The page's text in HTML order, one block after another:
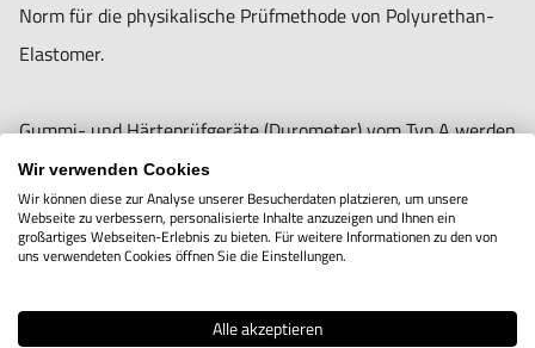
Norm für die physikalische Prüfmethode von Polyurethan-
Elastomer.
Gummi- und Härteprüfgeräte (Durometer) vom Typ A werden
allgemein als "Shore-A" und das Durometer vom Typ D als
"Shore-D" bezeichnet. Darüber hinaus ist Typ C für den
niedrigen Härtebereich und wird ASKER und GS-701N
die Härteprüfung nach JIS S 6050 "Kunststoffradierer".
Wir verwenden Cookies
Wir können diese zur Analyse unserer Besucherdaten platzieren, um unsere
Webseite zu verbessern, personalisierte Inhalte anzuzeigen und Ihnen ein
großartiges Webseiten-Erlebnis zu bieten. Für weitere Informationen zu den von
uns verwendeten Cookies öffnen Sie die Einstellungen.
Alle akzeptieren